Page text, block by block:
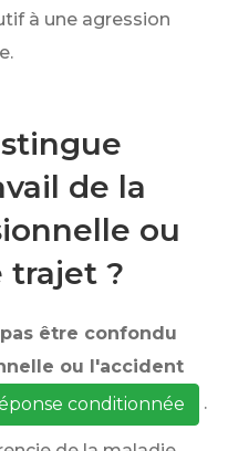
à une agression
de la
ou
trajet ?
pas être confondu
ou l'accident
conditionnée .